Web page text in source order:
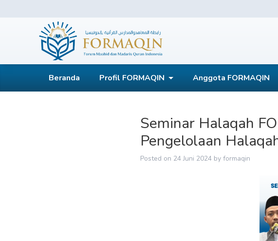
FORMAQIN
Beranda
Profil FORMAQIN Anggota FORMAQIN
Seminar Halaqah
Pengelolaan
Posted on 24 Juni 2024 by formaqin